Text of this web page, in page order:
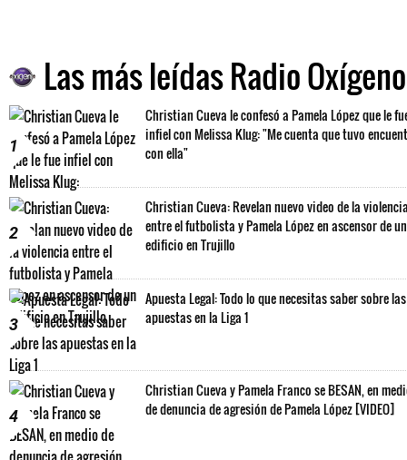
Las más leídas Radio Oxígeno
1
Christian Cueva le confesó a Pamela López que le
infiel con Melissa Klug: "Me cuenta que tuvo
con ella"
2
Christian Cueva: Revelan nuevo video de la
entre el futbolista y Pamela López en ascensor de un
edificio en Trujillo
3
Apuesta Legal: Todo lo que necesitas saber sobre las
apuestas en la Liga 1
4
Christian Cueva y Pamela Franco se BESAN, en
de denuncia de agresión de Pamela López [VIDEO]